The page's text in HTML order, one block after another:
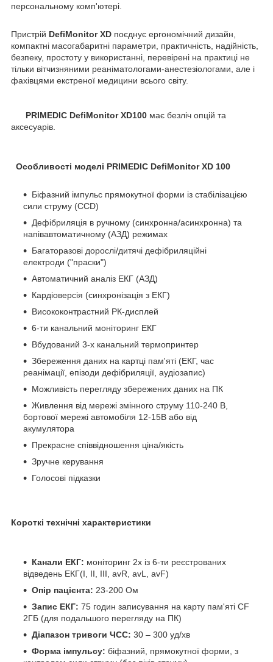
персональному комп'ютері.
Пристрій DefiMonitor XD поєднує ергономічний дизайн,
компактні масогабаритні параметри, практичність, надійність,
безпеку, простоту у використанні, перевірені на практиці не
тільки вітчизняними реаніматологами-анестезіологами, але і
фахівцями екстреної медицини всього світу.
PRIMEDIC DefiMonitor XD100 має безліч опцій та
аксесуарів.
Особливості моделі PRIMEDIC DefiMonitor XD 100
Біфазний імпульс прямокутної форми із стабілізацією
сили струму (CCD)
Дефібриляція в ручному (синхронна/асинхронна) та
напівавтоматичному (АЗД) режимах
Багаторазові дорослі/дитячі дефібриляційні
електроди ("праски")
Автоматичний аналіз ЕКГ (АЗД)
Кардіоверсія (синхронізація з ЕКГ)
Висококонтрастний РК-дисплей
6-ти канальний моніторинг ЕКГ
Вбудований 3-х канальний термопринтер
Збереження даних на картці пам'яті (ЕКГ, час
реанімації, епізоди дефібриляції, аудіозапис)
Можливість перегляду збережених даних на ПК
Живлення від мережі змінного струму 110-240 В,
бортової мережі автомобіля 12-15В або від
акумулятора
Прекрасне співвідношення ціна/якість
Зручне керування
Голосові підказки
Короткі технічні характеристики
Канали ЕКГ: моніторинг 2х із 6-ти реєстрованих
відведень ЕКГ(I, II, III, avR, avL, avF)
Опір пацієнта: 23-200 Ом
Запис ЕКГ: 75 годин записування на карту пам'яті CF
2ГБ (для подальшого перегляду на ПК)
Діапазон тривоги ЧСС: 30 – 300 уд/хв
Форма імпульсу: біфазний, прямокутної форми, з